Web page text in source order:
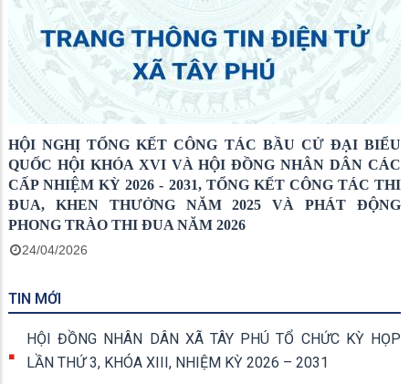
HỘI NGHỊ TỔNG KẾT CÔNG TÁC BẦU CỬ ĐẠI BIỂU
QUỐC HỘI KHÓA XVI VÀ HỘI ĐỒNG NHÂN DÂN CÁC
CẤP NHIỆM KỲ 2026 - 2031, TỔNG KẾT CÔNG TÁC THI
ĐUA, KHEN THƯỞNG NĂM 2025 VÀ PHÁT ĐỘNG
PHONG TRÀO THI ĐUA NĂM 2026
24/04/2026
TIN MỚI
HỘI ĐỒNG NHÂN DÂN XÃ TÂY PHÚ TỔ CHỨC KỲ HỌP
LẦN THỨ 3, KHÓA XIII, NHIỆM KỲ 2026 – 2031